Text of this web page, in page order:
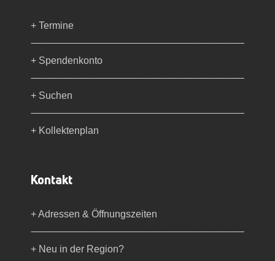
+ Termine
+ Spendenkonto
+ Suchen
+ Kollektenplan
Kontakt
+ Adressen & Öffnungszeiten
+ Neu in der Region?